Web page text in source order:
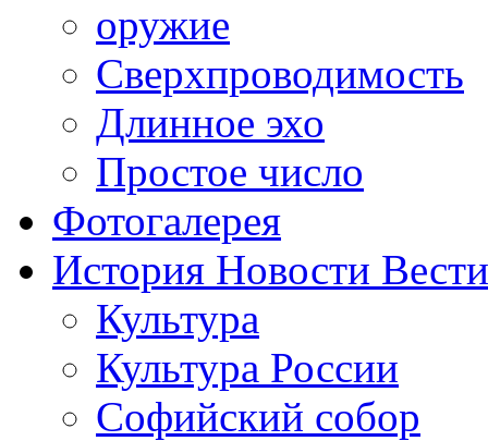
оружие
Сверхпроводимость
Длинное эхо
Простое число
Фотогалерея
История Новости Вести
Культура
Культура России
Софийский собор